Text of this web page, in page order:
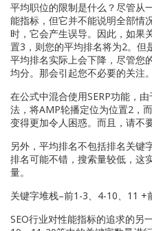
平均职位的限制是什么？尽管从
能指标，但它并不能说明全部情
时，它会产生误导。因此，如果
置3，则您的平均排名将为2。但
平均排名实际上会下降，尽管您
均分。那会引起您不必要的关注。
在公式中混合使用SERP功能，
法，将AMP轮播定位为位置2，
变得更加令人困惑。而且，请不
另外，平均排名不包括排名关键
排名可能不错，搜索量较低，这
量。
关键字堆栈–前1-3、4-10、11 +
SEO行业对性能指标的追求的另